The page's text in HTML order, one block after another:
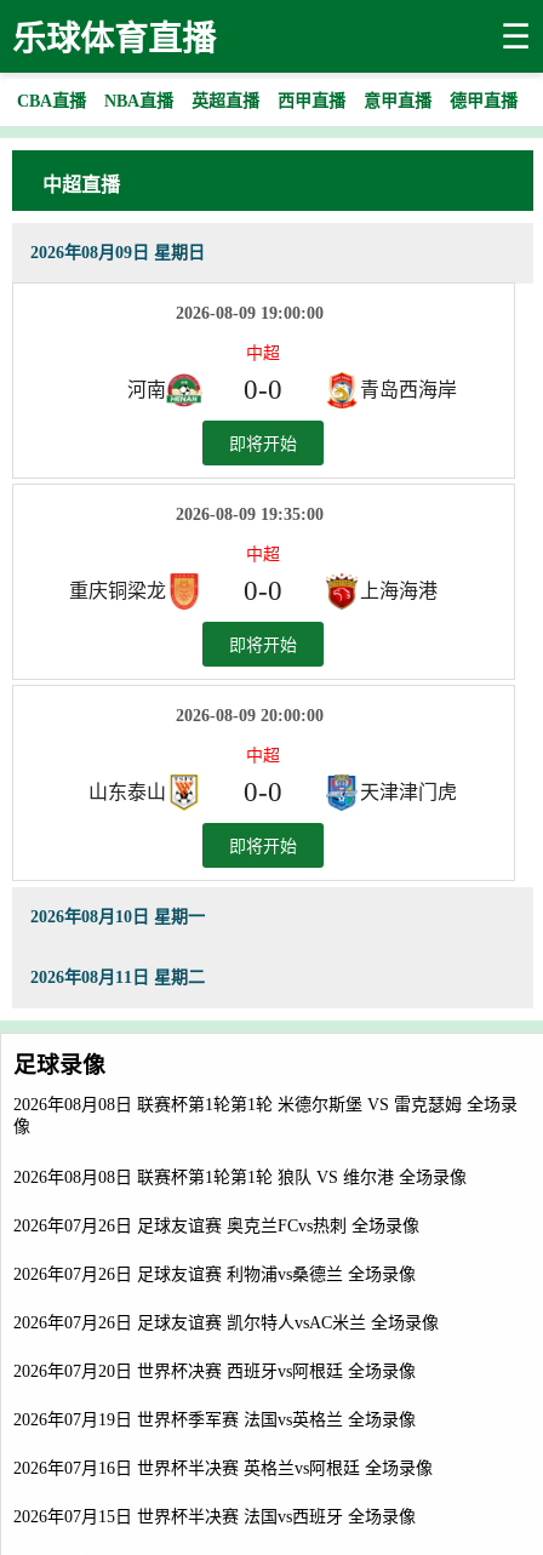
乐球体育直播 ☰
CBA直播 NBA直播 英超直播 西甲直播 意甲直播 德甲直播
中超直播
2026年08月09日 星期日
2026-08-09 19:00:00
中超
河南 0-0 青岛西海岸
即将开始
2026-08-09 19:35:00
中超
重庆铜梁龙 0-0 上海海港
即将开始
2026-08-09 20:00:00
中超
山东泰山 0-0 天津津门虎
即将开始
2026年08月10日 星期一
2026年08月11日 星期二
足球录像
2026年08月08日 联赛杯第1轮第1轮 米德尔斯堡 VS 雷克瑟姆 全场录
像
2026年08月08日 联赛杯第1轮第1轮 狼队 VS 维尔港 全场录像
2026年07月26日 足球友谊赛 奥克兰FCvs热刺 全场录像
2026年07月26日 足球友谊赛 利物浦vs桑德兰 全场录像
2026年07月26日 足球友谊赛 凯尔特人vsAC米兰 全场录像
2026年07月20日 世界杯决赛 西班牙vs阿根廷 全场录像
2026年07月19日 世界杯季军赛 法国vs英格兰 全场录像
2026年07月16日 世界杯半决赛 英格兰vs阿根廷 全场录像
2026年07月15日 世界杯半决赛 法国vs西班牙 全场录像